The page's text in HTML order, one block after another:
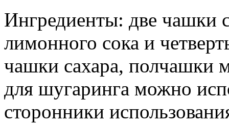
Ингредиенты: две чашки
лимонного сока и
чашки сахара, полчашки
для шугаринга можно
сторонники